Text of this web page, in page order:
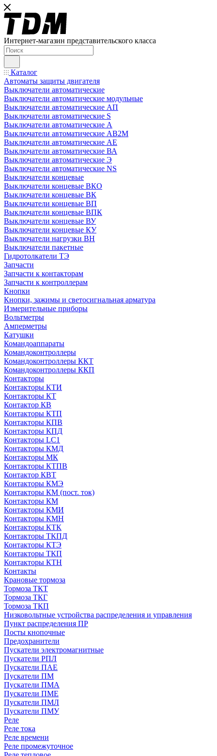
Интернет-магазин представительского класса
Каталог
Автоматы защиты двигателя
Выключатели автоматические
Выключатели автоматические модульные
Выключатели автоматические АП
Выключатели автоматические S
Выключатели автоматические А
Выключатели автоматические АВ2М
Выключатели автоматические АЕ
Выключатели автоматические ВА
Выключатели автоматические Э
Выключатели автоматические NS
Выключатели концевые
Выключатели концевые ВКО
Выключатели концевые ВК
Выключатели концевые ВП
Выключатели концевые ВПК
Выключатели концевые ВУ
Выключатели концевые КУ
Выключатели нагрузки ВН
Выключатели пакетные
Гидротолкатели ТЭ
Запчасти
Запчасти к контакторам
Запчасти к контроллерам
Кнопки
Кнопки, зажимы и светосигнальная арматура
Измерительные приборы
Вольтметры
Амперметры
Катушки
Командоаппараты
Командоконтроллеры
Командоконтроллеры ККТ
Командоконтроллеры ККП
Контакторы
Контакторы КТИ
Контакторы КТ
Контактор КВ
Контакторы КТП
Контакторы КПВ
Контакторы КПД
Контакторы LC1
Контакторы КМД
Контакторы МК
Контакторы КТПВ
Контактор КВТ
Контакторы КМЭ
Контакторы КМ (пост. ток)
Контакторы КМ
Контакторы КМИ
Контакторы КМН
Контакторы КТК
Контакторы ТКПД
Контакторы КТЭ
Контакторы ТКП
Контакторы КТН
Контакты
Крановые тормоза
Тормоза ТКТ
Тормоза ТКГ
Тормоза ТКП
Низковольтные устройства распределения и управления
Пункт распределения ПР
Посты кнопочные
Предохранители
Пускатели электромагнитные
Пускатели РПЛ
Пускатели ПАЕ
Пускатели ПМ
Пускатели ПМА
Пускатели ПМЕ
Пускатели ПМЛ
Пускатели ПМУ
Реле
Реле тока
Реле времени
Реле промежуточное